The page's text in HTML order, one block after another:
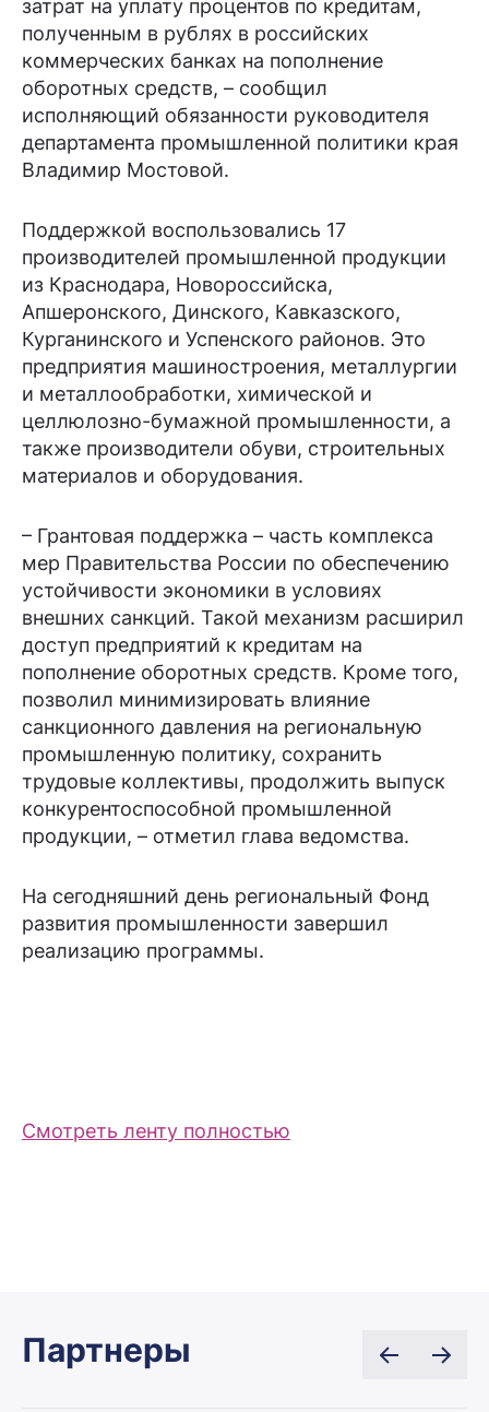
затрат на уплату процентов по кредитам,
полученным в рублях в российских
коммерческих банках на пополнение
оборотных средств, – сообщил
исполняющий обязанности руководителя
департамента промышленной политики края
Владимир Мостовой.
Поддержкой воспользовались 17
производителей промышленной продукции
из Краснодара, Новороссийска,
Апшеронского, Динского, Кавказского,
Курганинского и Успенского районов. Это
предприятия машиностроения, металлургии
и металлообработки, химической и
целлюлозно-бумажной промышленности, а
также производители обуви, строительных
материалов и оборудования.
– Грантовая поддержка – часть комплекса
мер Правительства России по обеспечению
устойчивости экономики в условиях
внешних санкций. Такой механизм расширил
доступ предприятий к кредитам на
пополнение оборотных средств. Кроме того,
позволил минимизировать влияние
санкционного давления на региональную
промышленную политику, сохранить
трудовые коллективы, продолжить выпуск
конкурентоспособной промышленной
продукции, – отметил глава ведомства.
На сегодняшний день региональный Фонд
развития промышленности завершил
реализацию программы.
Смотреть ленту полностью
Партнеры